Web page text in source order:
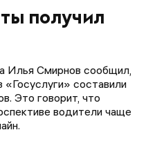
получил
Илья Смирнов сообщил,
«Госуслуги» составили
Это говорит, что
водители чаще